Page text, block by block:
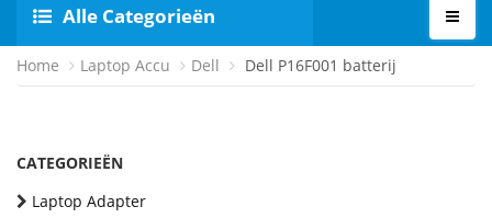
Alle Categorieën
Home Laptop Accu Dell Dell P16F001 batterij
CATEGORIEËN
Laptop Adapter